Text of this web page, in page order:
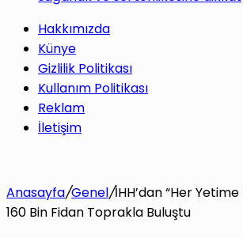
Hakkımızda
Künye
Gizlilik Politikası
Kullanım Politikası
Reklam
İletişim
Anasayfa/Genel/İHH’dan “Her
160 Bin Fidan Toprakla Buluştu